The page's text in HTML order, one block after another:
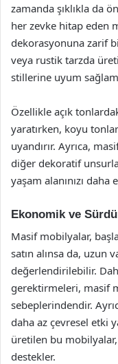
zamanda şıklıkla da
her zevke hitap eden
dekorasyonuna zarif
veya rustik tarzda
stillerine uyum
Özellikle açık
yaratırken, koyu
uyandırır. Ayrıca,
diğer dekoratif
yaşam alanınızı
Ekonomik ve
Masif mobilyalar,
satın alınsa da, uzun
değerlendirilebilir.
gerektirmeleri, masif
sebeplerindendir.
daha az çevresel etki
üretilen bu
destekler.